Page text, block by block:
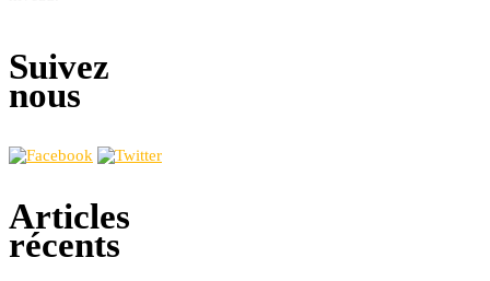
Suivez
nous
Articles
récents